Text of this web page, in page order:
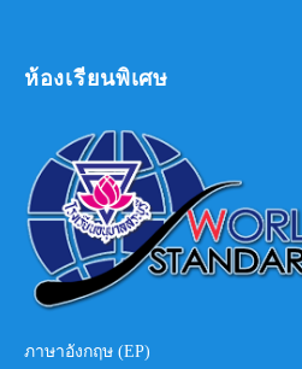
ห้องเรียนพิเศษ
ภาษาอังกฤษ (EP)